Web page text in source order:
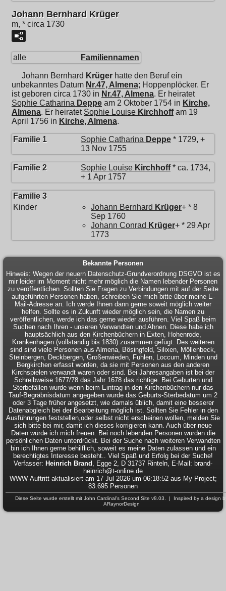
Johann Bernhard Krüger
m, * circa 1730
alle Familiennamen
Johann Bernhard Krüger hatte den Beruf ein
unbekanntes Datum Nr.47, Almena; Hoppenplöcker. Er
ist geboren circa 1730 in Nr.47, Almena. Er heiratet
Sophie Catharina Deppe am 2 Oktober 1754 in Kirche,
Almena. Er heiratet Sophie Louise Kirchhoffam 19
April 1756 in Kirche, Almena.
Familie 1 Sophie Catharina Deppe * 1729, +
13 Nov 1755
Familie 2 Sophie Louise Kirchhoff* ca. 1734,
+ 1 Apr 1757
Familie 3
Kinder
Johann Bernhard Krüger+ * 8
Sep 1760
Johann Conrad Krüger+ * 29 Apr
1773
Bekannte Personen
Hinweis: Wegen der neuern Datenschutz-Grundverordnung DSGVO ist es
mir leider im Moment nicht mehr möglich die Namen lebender Personen
zu veröffentlichen. Sollten Sie Fragen zu Verbindungen mit auf der Seite
aufgeführten Personen haben, schreiben Sie mich bitte über meine E-
Mail-Adresse an. Ich werde Ihnen dann gerne soweit möglich weiter
helfen. Sollte es in Zukunft wieder möglich sein, die Namen zu
veröffentlichen, werde ich das gerne wieder ausführen. Viel Spaß beim
Suchen nach Ihren - unseren Verwandten und Ahnen. Diese habe ich
hauptsächlich aus den Kirchenbüchern in Exten, Hohenrode,
Krankenhagen (vollständig bis 1830) zusammen gefügt. Des weiteren
sind sind viele Personen aus Almena, Bösingfeld, Silixen, Möllenbeck,
Steinbergen, Deckbergen, Großenwieden, Fuhlen, Loccum, Minden und
Bergkirchen erfasst worden, da sie mit Personen aus den anderen
Kirchspielen verwandt waren oder sind. Bei Jahresangaben ist bei der
Schreibweise 1677/78 das Jahr 1678 das richtige. Bei Geburten und
Sterbefällen wurde wenn beim Eintrag in den Kirchenbüchern nur das
Tauf-Begräbnisdatum angegeben wurde das Geburts-Sterbedatum um 2
oder 3 Tage früher angesetzt, wie damals üblich, damit eine besserer
Datenabgleich bei der Bearbeitung möglich ist. Sollten Sie Fehler in den
Ausführungen feststellen,oder selbst nicht erscheinen wollen, melden Sie
sich bitte bei mir, damit ich dieses korrigieren kann. Auch über neue
Daten würde ich mich freuen. Bei noch lebenden Personen wurden die
persönlichen Daten unterdrückt. Bei der Suche nach weiteren Verwandten
bin ich Ihnen gerne behilflich, soweit es meine Daten zulassen und ein
berechtigtes Interesse besteht.. Viel Spaß und Erfolg bei der Suche!
Verfasser: Heinrich Brand , Egge 2, D 31737 Rinteln, E-Mail: brand-
heinrich@t-online.de
WWW-Auftritt aktualisiert am 17 Jul 2026 um 06:18:52 aus My Project;
83.695 Personen
Diese Seite wurde erstellt mit John Cardinal's Second Site v8.03. | Inspired by a design
ARaynorDesign